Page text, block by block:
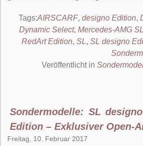
Tags:AIRSCARF, designo Edition,
Dynamic Select, Mercedes-AMG
RedArt Edition, SL, SL designo
Veröffentlicht in
Sondermodelle: SL
Edition – Exklusiver Open-
Freitag, 10. Februar 2017